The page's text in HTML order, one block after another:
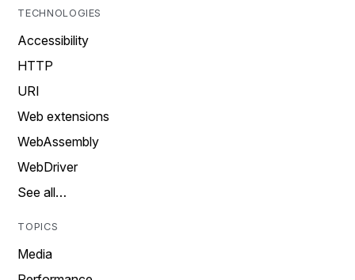
TECHNOLOGIES
Accessibility
HTTP
URI
Web extensions
WebAssembly
WebDriver
See all…
TOPICS
Media